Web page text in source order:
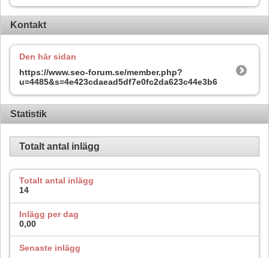
Kontakt
Den här sidan
https://www.seo-forum.se/member.php?
u=4485&s=4e423cdaead5df7e0fc2da623c44e3b6
Statistik
Totalt antal inlägg
Totalt antal inlägg
14
Inlägg per dag
0,00
Senaste inlägg